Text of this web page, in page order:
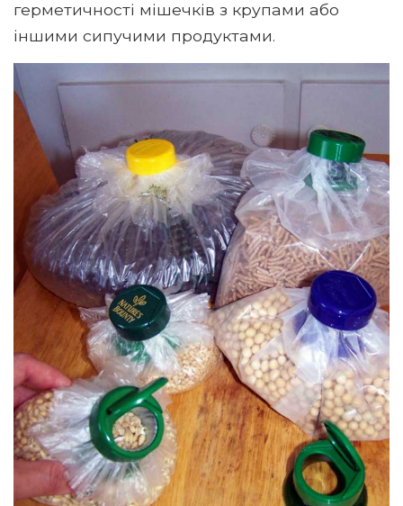
герметичності мішечків з крупами або
іншими сипучими продуктами.